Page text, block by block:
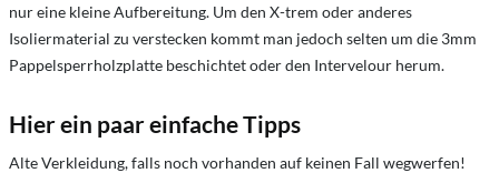
nur eine kleine Aufbereitung. Um den X-trem oder anderes
Isoliermaterial zu verstecken kommt man jedoch selten um die 3mm
Pappelsperrholzplatte beschichtet oder den Intervelour herum.
Hier ein paar einfache Tipps
Alte Verkleidung, falls noch vorhanden auf keinen Fall wegwerfen!